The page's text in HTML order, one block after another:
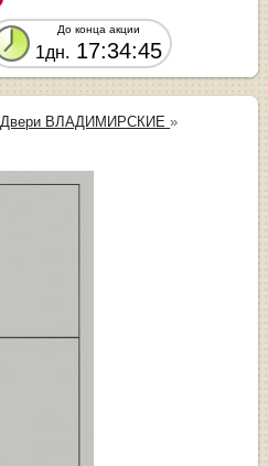
До конца акции
1дн. 17:34:45
Двери ВЛАДИМИРСКИЕ»